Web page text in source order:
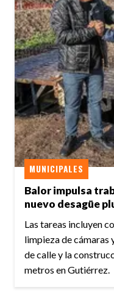
Balor impulsa
nuevo desagüe
MUNICIPALES
Las tareas incluyen
limpieza de cámaras
de calle y la
metros en Gutiérrez.